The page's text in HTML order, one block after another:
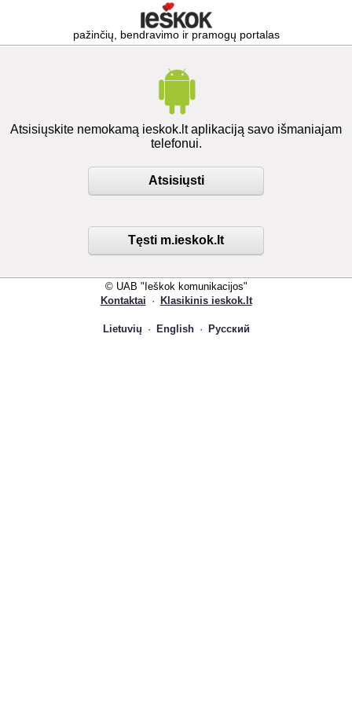
pažinčių, bendravimo ir pramogų portalas
Atsisiųskite nemokamą ieskok.lt aplikaciją savo išmaniajam
telefonui.
Atsisiųsti
Tęsti m.ieskok.lt
© UAB "Ieškok komunikacijos"
Kontaktai · Klasikinis ieskok.lt
Lietuvių · English · Русский